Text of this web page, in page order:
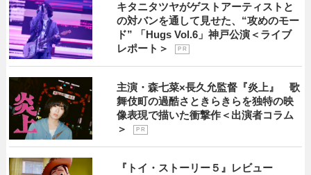
キタニタツヤがゲストアーティストと
の対バンを通して見せた、“攻めのモー
ド” 「Hugs Vol.6」神戸公演＜ライブ
レポート＞
P R
主演・森七菜×長久允監督『炎上』 歌
舞伎町の過酷さときらきらを独特の映
像表現で描いた衝撃作＜出演者コラム
＞
P R
『トイ・ストーリー５』レビュー